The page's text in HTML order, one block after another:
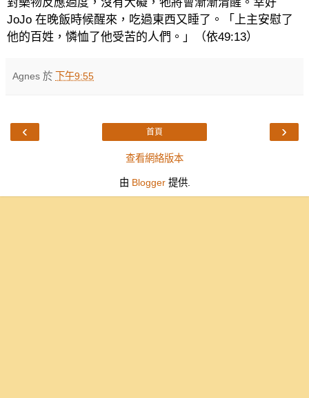
JoJo 在晚飯時候醒來，吃過東西又睡了。「上主安慰了
他的百姓，憐恤了他受苦的人們。」（依49:13）
Agnes 於 下午9:55
‹ ›
首頁
查看網絡版本
由 Blogger提供.